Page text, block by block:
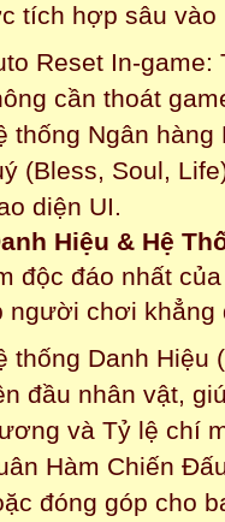
tích hợp sâu vào
Reset In-game:
cần thoát
thống Ngân
(Bless, Soul,
diện UI.
Hiệu & Hệ
độc đáo nhất
người chơi khẳng
thống Danh Hiệu
đầu nhân vật,
và Tỷ lệ chí
Hàm Chiến
đóng góp cho